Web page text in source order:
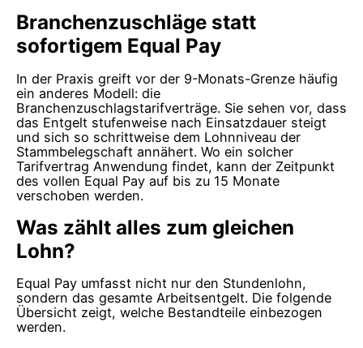
Branchenzuschläge statt
sofortigem Equal Pay
In der Praxis greift vor der 9-Monats-Grenze häufig
ein anderes Modell: die
Branchenzuschlagstarifverträge. Sie sehen vor, dass
das Entgelt stufenweise nach Einsatzdauer steigt
und sich so schrittweise dem Lohnniveau der
Stammbelegschaft annähert. Wo ein solcher
Tarifvertrag Anwendung findet, kann der Zeitpunkt
des vollen Equal Pay auf bis zu 15 Monate
verschoben werden.
Was zählt alles zum gleichen
Lohn?
Equal Pay umfasst nicht nur den Stundenlohn,
sondern das gesamte Arbeitsentgelt. Die folgende
Übersicht zeigt, welche Bestandteile einbezogen
werden.